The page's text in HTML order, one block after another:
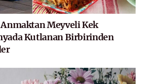
Anmaktan Meyveli Kek
Kutlanan Birbirinden